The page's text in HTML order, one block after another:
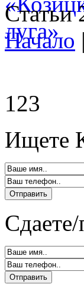
Статьи
Начало |
123
Ищете
Сдаете/